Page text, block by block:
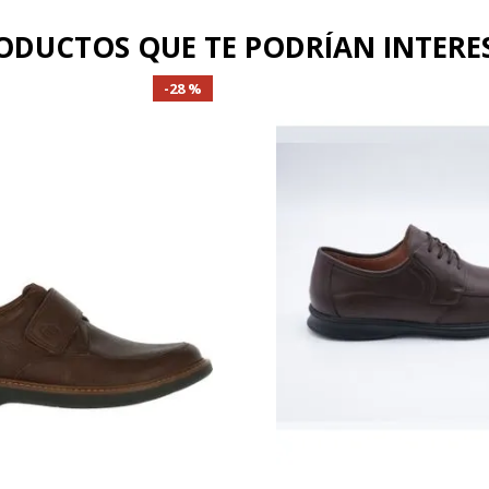
QUE TE PODRÍAN
28 %
. mocasin